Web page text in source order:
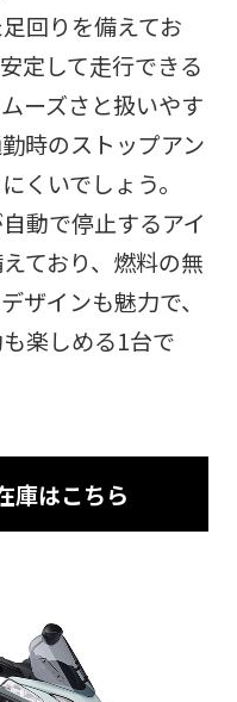
回りを備えてお
定して走行できる
ーズさと扱いやす
時のストップアン
くいでしょう。
動で停止するアイ
ており、燃料の無
ザインも魅力で、
楽しめる1台で
庫はこちら